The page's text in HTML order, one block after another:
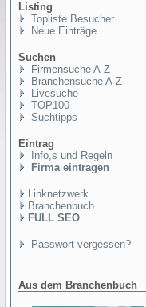
Listing
Topliste Besucher
Neue Einträge
Suchen
Firmensuche A-Z
Branchensuche A-Z
Livesuche
TOP100
Suchtipps
Eintrag
Info,s und Regeln
Firma eintragen
Linknetzwerk
Branchenbuch
FULL SEO
Passwort vergessen?
Aus dem Branchenbuch